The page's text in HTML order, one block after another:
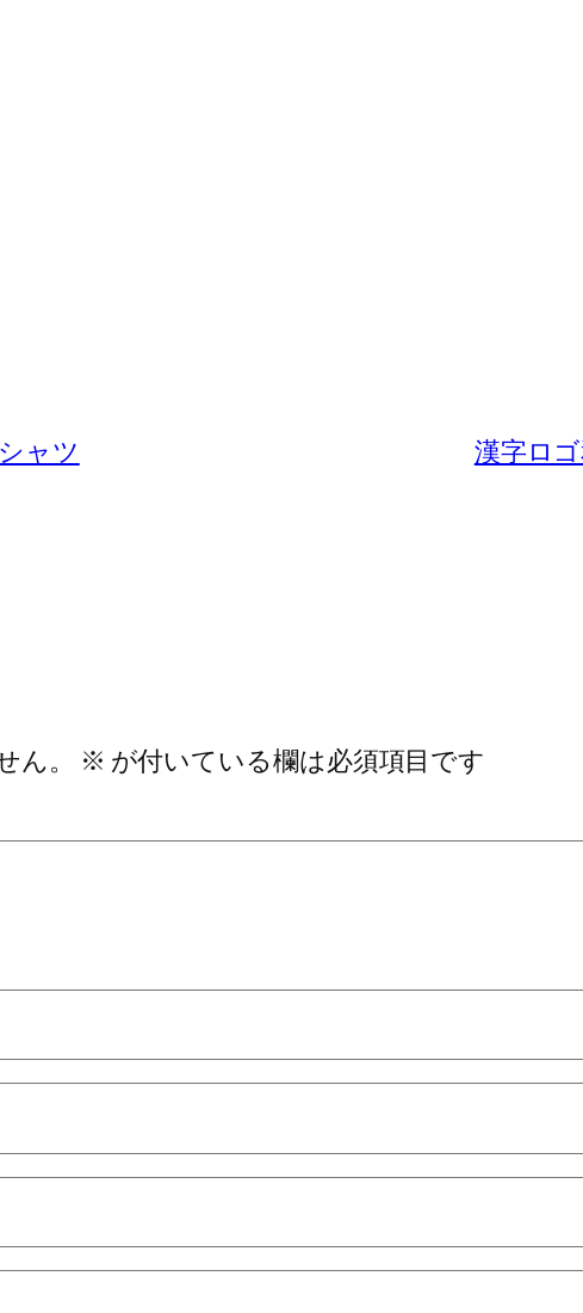
ャツ 漢字ロ
。
※ が付いている欄は必須項目です